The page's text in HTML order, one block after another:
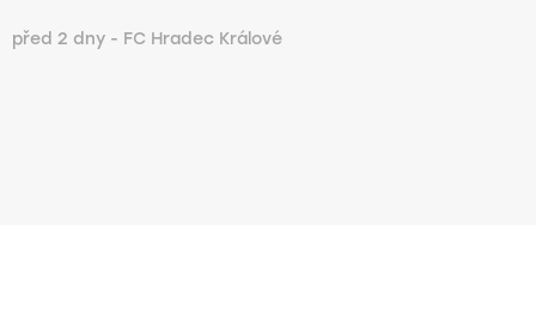
před 2 dny - FC Hradec Králové